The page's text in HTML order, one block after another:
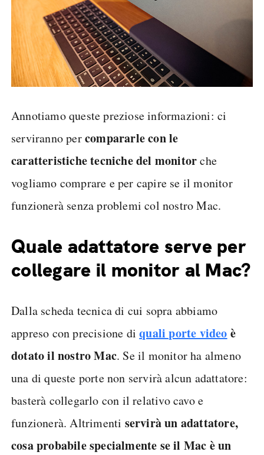
Annotiamo queste preziose informazioni: ci
serviranno percompararle con le
caratteristiche tecniche del monitorche
vogliamo comprare e per capire se il monitor
funzionerà senza problemi col nostro Mac.
Quale adattatore serve per
collegare il monitor al Mac?
Dalla scheda tecnica di cui sopra abbiamo
appreso con precisione diquali porte video è
dotato il nostro Mac. Se il monitor ha almeno
una di queste porte non servirà alcun adattatore:
basterà collegarlo con il relativo cavo e
funzionerà. Altrimenti servirà un adattatore,
cosa probabile specialmente se il Mac è un